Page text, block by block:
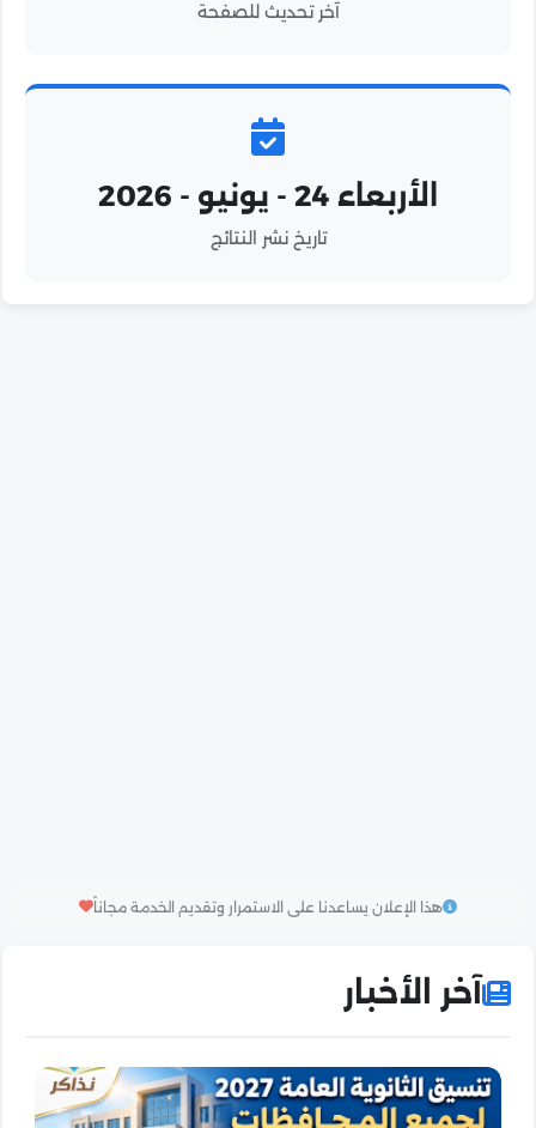
آخر تحديث للصفحة
الأربعاء 24 - يونيو - 2026
تاريخ نشر النتائج
هذا الإعلان يساعدنا على الاستمرار وتقديم الخدمة مجاناً
آخر الأخبار